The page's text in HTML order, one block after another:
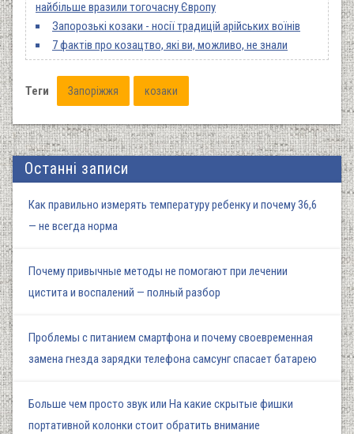
найбільше вразили тогочасну Європу
Запорозькі козаки - носії традицій арійських воїнів
7 фактів про козацтво, які ви, можливо, не знали
Теги Запоріжжя козаки
Останні записи
Как правильно измерять температуру ребенку и почему 36,6
— не всегда норма
Почему привычные методы не помогают при лечении
цистита и воспалений — полный разбор
Проблемы с питанием смартфона и почему своевременная
замена гнезда зарядки телефона самсунг спасает батарею
Больше чем просто звук или На какие скрытые фишки
портативной колонки стоит обратить внимание